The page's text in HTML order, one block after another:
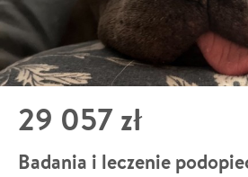
29 057 zł
Badania i leczenie